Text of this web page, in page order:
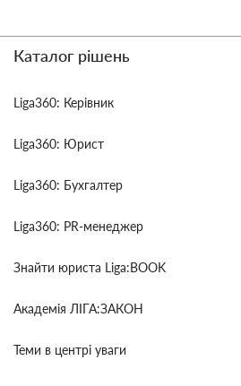
Каталог рішень
Liga360: Керівник
Liga360: Юрист
Liga360: Бухгалтер
Liga360: PR-менеджер
Знайти юриста Liga:BOOK
Академія ЛІГА:ЗАКОН
Теми в центрі уваги